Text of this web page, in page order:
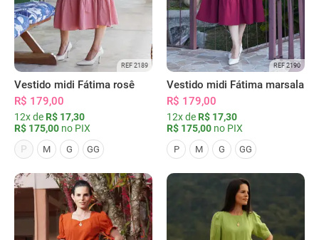
REF 2189
Vestido midi Fátima rosê
R$ 179,00
12x de R$ 17,30
R$ 175,00 no PIX
P
M G GG
REF 2190
Vestido midi Fátima marsala
R$ 179,00
12x de R$ 17,30
R$ 175,00 no PIX
P M G GG